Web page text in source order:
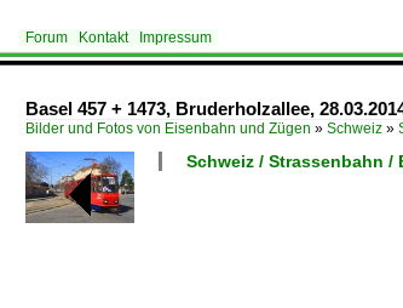
Forum Kontakt Impressum
Basel 457 + 1473, Bruderholzallee,
Bilder und Fotos von Eisenbahn und Zügen » Schweiz »
Schweiz / Strassenbahn